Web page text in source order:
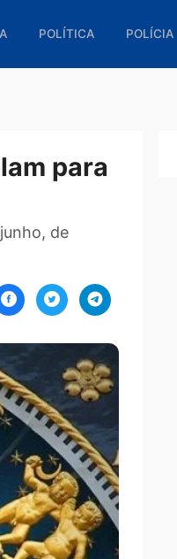
RONDÔNIA POLÍTICA
para
18 de junho, de